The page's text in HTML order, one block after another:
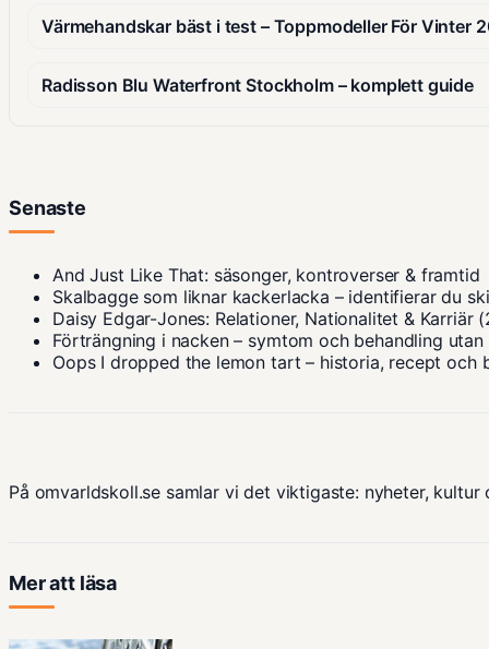
Värmehandskar bäst i test – Toppmodeller För Vinter
Radisson Blu Waterfront Stockholm – komplett guide
Senaste
And Just Like That: säsonger, kontroverser & framtid
Skalbagge som liknar kackerlacka – identifierar du
Daisy Edgar-Jones: Relationer, Nationalitet & Karriär
Förträngning i nacken – symtom och behandling
Oops I dropped the lemon tart – historia, recept och
På omvarldskoll.se samlar vi det viktigaste: nyheter,
Mer att läsa